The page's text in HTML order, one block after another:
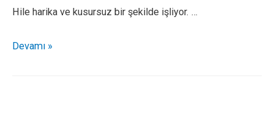
Hile harika ve kusursuz bir şekilde işliyor. …
Free
Devamı »